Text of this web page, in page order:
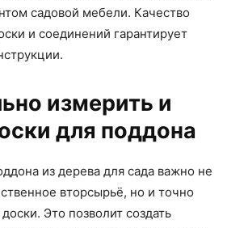
садовой мебели. Качество
и соединений гарантирует
измерить и
для поддона
из дерева для сада важно не
вторсырьё, но и точно
Это позволит создать